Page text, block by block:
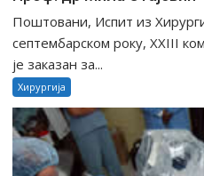
Поштовани, Испит из
септембарском року, XXIII
је заказан за...
Хирургија